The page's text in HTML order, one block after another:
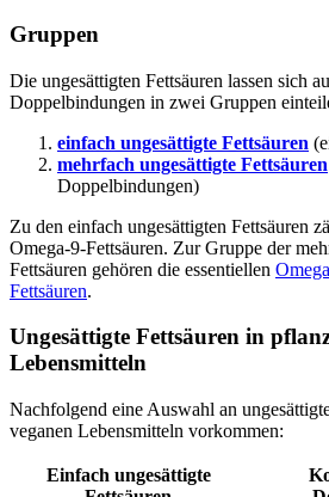
Gruppen
Die ungesättigten Fettsäuren lassen sich
Doppelbindungen in zwei Gruppen
einfach ungesättigte Fettsäuren
mehrfach ungesättigte Fettsäuren
Doppelbindungen)
Zu den einfach ungesättigten Fettsäuren
Omega-9-Fettsäuren. Zur Gruppe der
Fettsäuren gehören die essentiellen
Fettsäuren.
Ungesättigte Fettsäuren in
Lebensmitteln
Nachfolgend eine Auswahl an
veganen Lebensmitteln vorkommen:
Einfach ungesättigte